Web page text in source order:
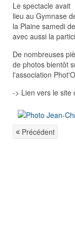
Le spectacle avait
lieu au Gymnase
la Plaine samedi
avec aussi la
De nombreuses
de photos bientôt
l'association
-> Lien vers le site
Précédent